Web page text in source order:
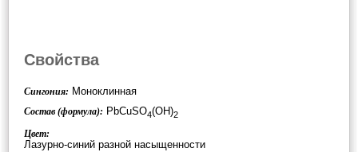
Свойства
Сингония: Моноклинная
Состав (формула): PbCuSO4(OH)2
Цвет:
Лазурно-синий разной насыщенности